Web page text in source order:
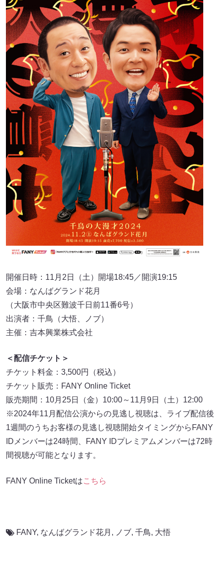
開催日時：11月2日（土）開場18:45／開演19:15
会場：なんばグランド花月
（大阪市中央区難波千日前11番6号）
出演者：千鳥（大悟、ノブ）
主催：吉本興業株式会社
＜配信チケット＞
チケット料金：3,500円（税込）
チケット販売：FANY Online Ticket
販売期間：10月25日（金）10:00～11月9日（土）12:00
※2024年11月配信公演からの見逃し視聴は、ライブ配信後
1週間のうちお客様の見逃し視聴開始タイミングからFANY
IDメンバーは24時間、FANY IDプレミアムメンバーは72時
間視聴が可能となります。
FANY Online Ticketはこちら
FANY, なんばグランド花月 , ノブ, 千鳥, 大悟